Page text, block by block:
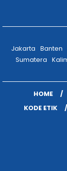
HOME